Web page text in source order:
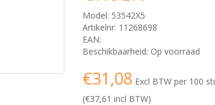
Model: 53542X5
Artikelnr: 11268698
EAN:
Beschikbaarheid: Op voorraad
€31,08 Excl BTW per 100
(€37,61 incl BTW)